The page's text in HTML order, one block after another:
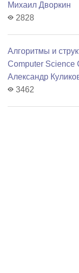
Михаил Дворкин
2828
Алгоритмы и
Computer Science
Александр
3462